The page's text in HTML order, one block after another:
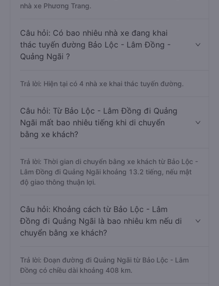
nhà xe Phương Trang.
Câu hỏi: Có bao nhiêu nhà xe đang khai
thác tuyến đường Bảo Lộc - Lâm Đồng -
Quảng Ngãi ?
Trả lời: Hiện tại có 4 nhà xe khai thác tuyến đường.
Câu hỏi: Từ Bảo Lộc - Lâm Đồng đi Quảng
Ngãi mất bao nhiêu tiếng khi di chuyển
bằng xe khách?
Trả lời: Thời gian di chuyển bằng xe khách từ Bảo Lộc -
Lâm Đồng đi Quảng Ngãi khoảng 13.2 tiếng, nếu mật
độ giao thông thuận lợi.
Câu hỏi: Khoảng cách từ Bảo Lộc - Lâm
Đồng đi Quảng Ngãi là bao nhiêu km nếu di
chuyển bằng xe khách?
Trả lời: Đoạn đường đi Quảng Ngãi từ Bảo Lộc - Lâm
Đồng có chiều dài khoảng 408 km.